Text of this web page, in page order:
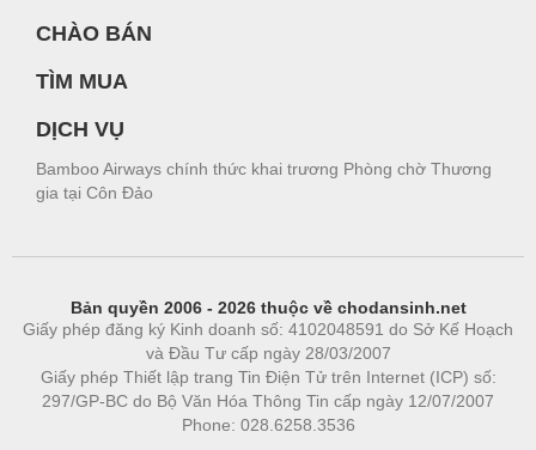
CHÀO BÁN
TÌM MUA
DỊCH VỤ
Bamboo Airways chính thức khai trương Phòng chờ Thương
gia tại Côn Đảo
Bản quyền 2006 - 2026 thuộc về chodansinh.net
Giấy phép đăng ký Kinh doanh số: 4102048591 do Sở Kế Hoạch
và Đầu Tư cấp ngày 28/03/2007
Giấy phép Thiết lập trang Tin Điện Tử trên Internet (ICP) số:
297/GP-BC do Bộ Văn Hóa Thông Tin cấp ngày 12/07/2007
Phone: 028.6258.3536